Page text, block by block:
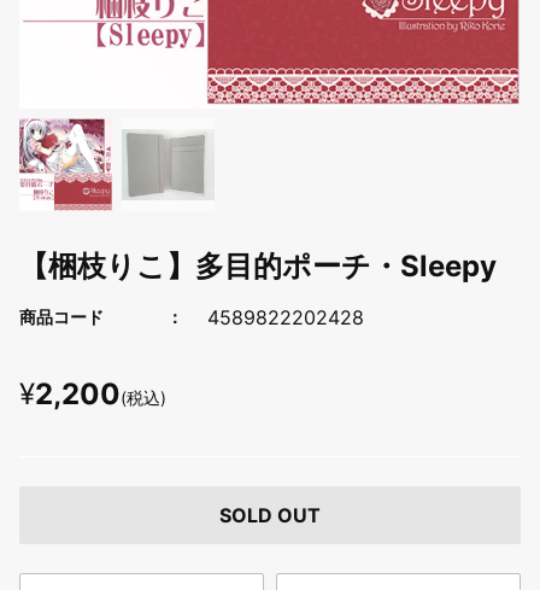
【梱枝りこ】多目的ポーチ・Sleepy
商品コード 4589822202428
¥2,200(税込)
SOLD OUT